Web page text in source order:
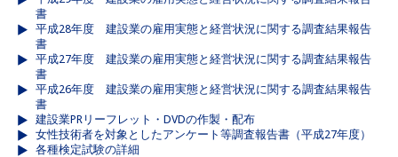
書
平成28年度 建設業の雇用実態と経営状況に関する調査結果報告
書
平成27年度 建設業の雇用実態と経営状況に関する調査結果報告
書
平成26年度 建設業の雇用実態と経営状況に関する調査結果報告
書
建設業PRリーフレット・DVDの作製・配布
女性技術者を対象としたアンケート等調査報告書（平成27年度）
各種検定試験の詳細